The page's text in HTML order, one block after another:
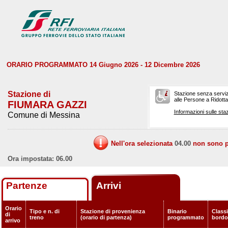
ORARIO PROGRAMMATO 14 Giugno 2026 - 12 Dicembre 2026
Stazione di
FIUMARA GAZZI
Comune di Messina
Stazione senza
alle Persone a
Informazioni sulle
Nell'ora selezionata 04.00 non sono
Ora impostata: 06.00
Partenze Arrivi
Orario
di
arrivo
Tipo e n. di
treno
Stazione di provenienza
(orario di partenza)
Binario
programmato
bordo